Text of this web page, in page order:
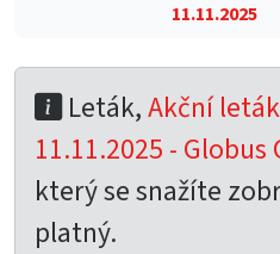
11.11.2025
Leták,Akční
11.11.2025 -
který se snažíte
platný.